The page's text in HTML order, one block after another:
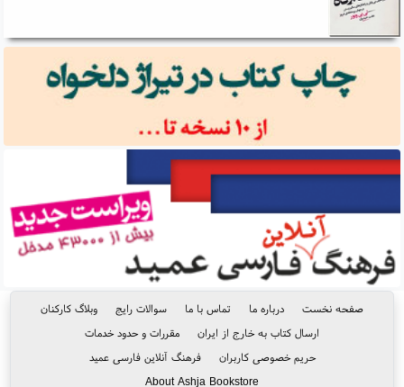
صفحه نخست درباره ما تماس با ما سوالات رایج
وبلاگ کارکنان
ارسال کتاب به خارج از ایران
مقررات و حدود خدمات
حریم خصوصی کاربران
فرهنگ آنلاین فارسی عمید
About Ashja Bookstore